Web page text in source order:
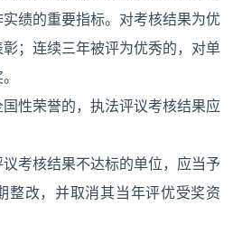
绩的重要指标。对考核结果为优
；连续三年被评为优秀的，对单
性荣誉的，执法评议考核结果应
考核结果不达标的单位，应当予
整改，并取消其当年评优受奖资